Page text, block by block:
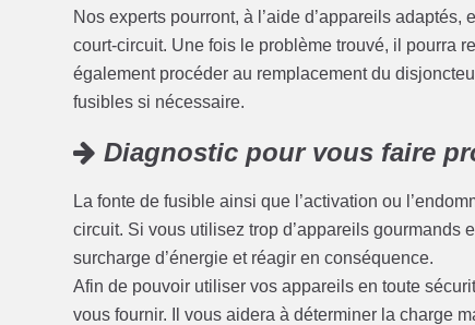
Nos experts pourront, à l’aide d’appareils
court-circuit. Une fois le problème trouvé, il pourra
également procéder au remplacement du
fusibles si nécessaire.
Diagnostic pour vous faire
La fonte de fusible ainsi que l’activation ou
circuit. Si vous utilisez trop d’appareils gourmands
surcharge d’énergie et réagir en conséquence.
Afin de pouvoir utiliser vos appareils en toute
vous fournir. Il vous aidera à déterminer la charge